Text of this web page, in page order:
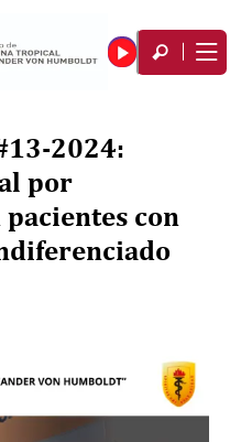
2024:
por
con